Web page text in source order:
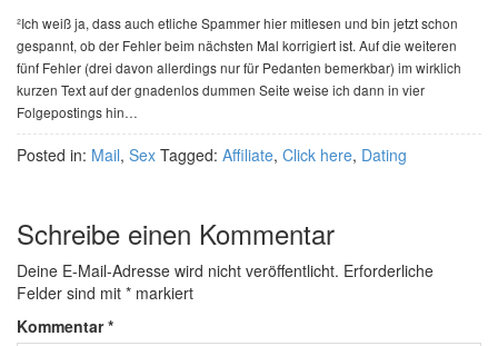
²Ich weiß ja, dass auch etliche Spammer hier mitlesen und bin jetzt schon
gespannt, ob der Fehler beim nächsten Mal korrigiert ist. Auf die weiteren
fünf Fehler (drei davon allerdings nur für Pedanten bemerkbar) im wirklich
kurzen Text auf der gnadenlos dummen Seite weise ich dann in vier
Folgepostings hin…
Posted in: Mail, Sex Tagged: Affiliate, Click here, Dating
Schreibe einen Kommentar
Deine E-Mail-Adresse wird nicht veröffentlicht. Erforderliche
Felder sind mit * markiert
Kommentar*